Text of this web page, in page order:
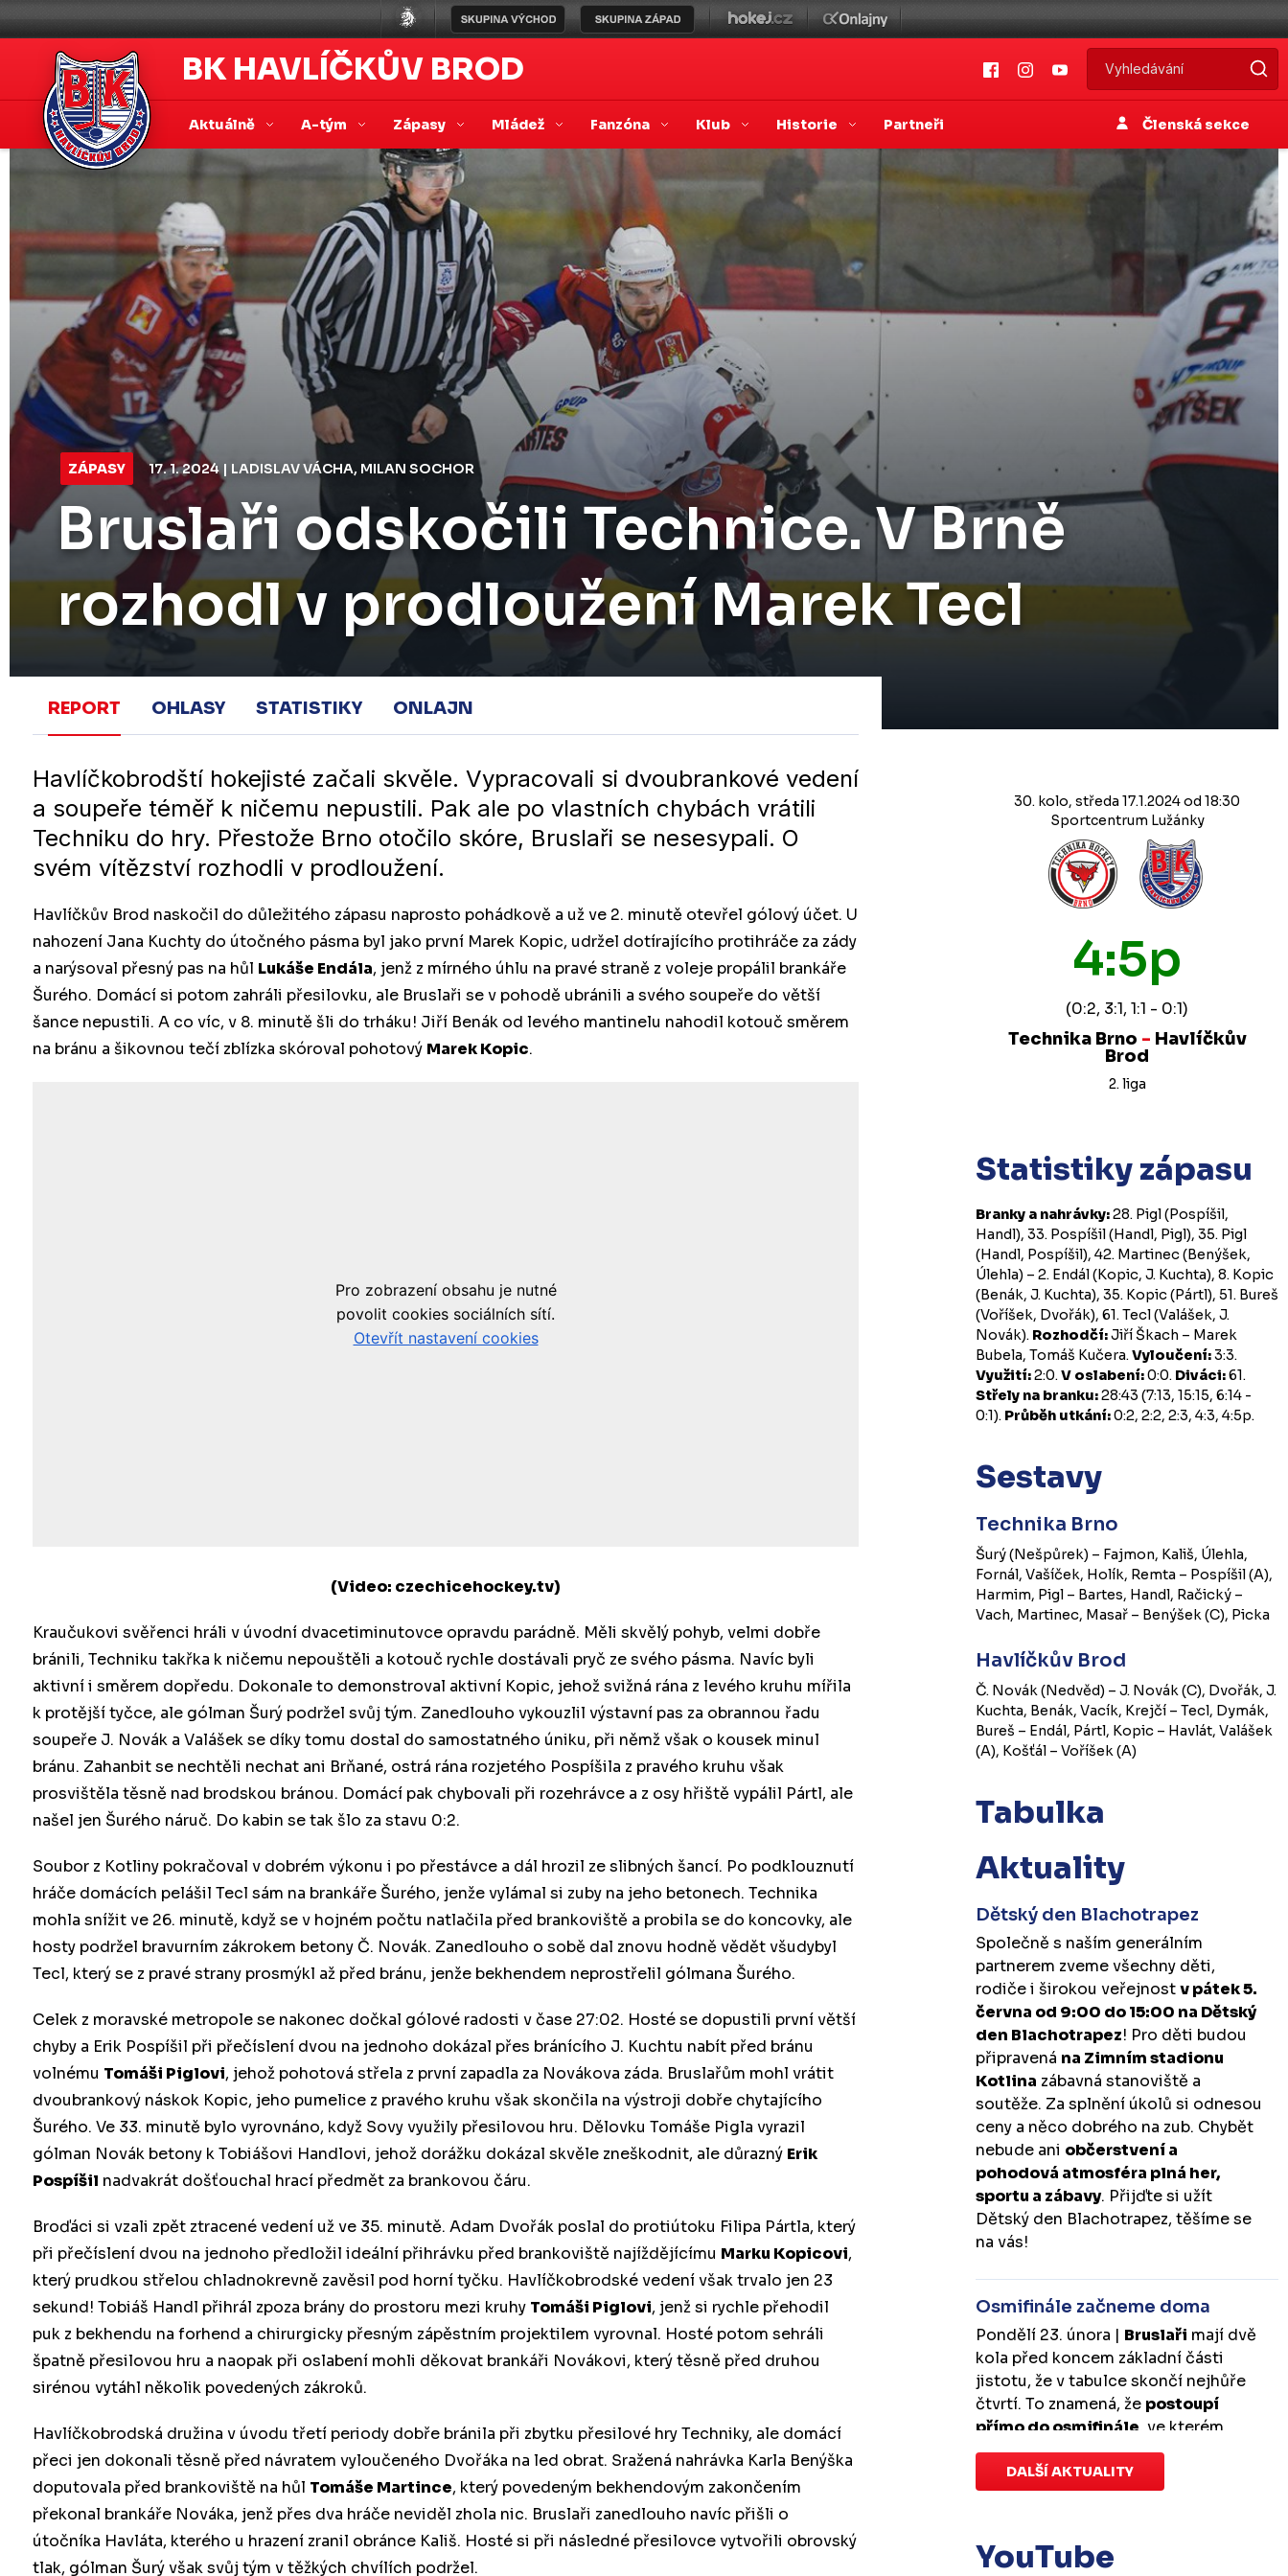
BK HAVLÍČKŮV BROD
Aktuálně A-tým Zápasy Mládež Fanzóna Klub Historie Partneři Členská sekce
ZÁPASY 17. 1. 2024 | LADISLAV VÁCHA, MILAN SOCHOR
Bruslaři odskočili Technice. V Brně
rozhodl v prodloužení Marek Tecl
REPORT OHLASY STATISTIKY ONLAJN
Havlíčkobrodští hokejisté začali skvěle. Vypracovali si dvoubrankové vedení
a soupeře téměř k ničemu nepustili. Pak ale po vlastních chybách vrátili
Techniku do hry. Přestože Brno otočilo skóre, Bruslaři se nesesypali. O
svém vítězství rozhodli v prodloužení.
Havlíčkův Brod naskočil do důležitého zápasu naprosto pohádkově a už ve 2. minutě otevřel gólový účet. U
nahození Jana Kuchty do útočného pásma byl jako první Marek Kopic, udržel dotírajícího protihráče za zády
a narýsoval přesný pas na hůl Lukáše Endála, jenž z mírného úhlu na pravé straně z voleje propálil brankáře
Šurého. Domácí si potom zahráli přesilovku, ale Bruslaři se v pohodě ubránili a svého soupeře do větší
šance nepustili. A co víc, v 8. minutě šli do trháku! Jiří Benák od levého mantinelu nahodil kotouč směrem
na bránu a šikovnou tečí zblízka skóroval pohotový Marek Kopic.
(Video: czechicehockey.tv)
Kraučukovi svěřenci hráli v úvodní dvacetiminutovce opravdu parádně. Měli skvělý pohyb, velmi dobře
bránili, Techniku takřka k ničemu nepouštěli a kotouč rychle dostávali pryč ze svého pásma. Navíc byli
aktivní i směrem dopředu. Dokonale to demonstroval aktivní Kopic, jehož svižná rána z levého kruhu mířila
k protější tyčce, ale gólman Šurý podržel svůj tým. Zanedlouho vykouzlil výstavní pas za obrannou řadu
soupeře J. Novák a Valášek se díky tomu dostal do samostatného úniku, při němž však o kousek minul
bránu. Zahanbit se nechtěli nechat ani Brňané, ostrá rána rozjetého Pospíšila z pravého kruhu však
prosvištěla těsně nad brodskou bránou. Domácí pak chybovali při rozehrávce a z osy hřiště vypálil Pártl, ale
našel jen Šurého náruč. Do kabin se tak šlo za stavu 0:2.
Soubor z Kotliny pokračoval v dobrém výkonu i po přestávce a dál hrozil ze slibných šancí. Po podklouznutí
hráče domácích pelášil Tecl sám na brankáře Šurého, jenže vylámal si zuby na jeho betonech. Technika
mohla snížit ve 26. minutě, když se v hojném počtu natlačila před brankoviště a probila se do koncovky, ale
hosty podržel bravurním zákrokem betony Č. Novák. Zanedlouho o sobě dal znovu hodně vědět všudybyl
Tecl, který se z pravé strany prosmýkl až před bránu, jenže bekhendem neprostřelil gólmana Šurého.
Celek z moravské metropole se nakonec dočkal gólové radosti v čase 27:02. Hosté se dopustili první větší
chyby a Erik Pospíšil při přečíslení dvou na jednoho dokázal přes bránícího J. Kuchtu nabít před bránu
volnému Tomáši Piglovi, jehož pohotová střela z první zapadla za Novákova záda. Bruslařům mohl vrátit
dvoubrankový náskok Kopic, jeho pumelice z pravého kruhu však skončila na výstroji dobře chytajícího
Šurého. Ve 33. minutě bylo vyrovnáno, když Sovy využily přesilovou hru. Dělovku Tomáše Pigla vyrazil
gólman Novák betony k Tobiášovi Handlovi, jehož dorážku dokázal skvěle zneškodnit, ale důrazný Erik
Pospíšil nadvakrát došťouchal hrací předmět za brankovou čáru.
Broďáci si vzali zpět ztracené vedení už ve 35. minutě. Adam Dvořák poslal do protiútoku Filipa Pártla, který
při přečíslení dvou na jednoho předložil ideální přihrávku před brankoviště najíždějícímu Marku Kopicovi,
který prudkou střelou chladnokrevně zavěsil pod horní tyčku. Havlíčkobrodské vedení však trvalo jen 23
sekund! Tobiáš Handl přihrál zpoza brány do prostoru mezi kruhy Tomáši Piglovi, jenž si rychle přehodil
puk z bekhendu na forhend a chirurgicky přesným zápěstním projektilem vyrovnal. Hosté potom sehráli
špatně přesilovou hru a naopak při oslabení mohli děkovat brankáři Novákovi, který těsně před druhou
sirénou vytáhl několik povedených zákroků.
Havlíčkobrodská družina v úvodu třetí periody dobře bránila při zbytku přesilové hry Techniky, ale domácí
přeci jen dokonali těsně před návratem vyloučeného Dvořáka na led obrat. Sražená nahrávka Karla Benýška
doputovala před brankoviště na hůl Tomáše Martince, který povedeným bekhendovým zakončením
překonal brankáře Nováka, jenž přes dva hráče neviděl zhola nic. Bruslaři zanedlouho navíc přišli o
útočníka Havláta, kterého u hrazení zranil obránce Kališ. Hosté si při následné přesilovce vytvořili obrovský
tlak, gólman Šurý však svůj tým v těžkých chvílích podržel.
30. kolo, středa 17.1.2024 od 18:30
Sportcentrum Lužánky
4:5p
(0:2, 3:1, 1:1 - 0:1)
Technika Brno - Havlíčkův
Brod
2. liga
Statistiky zápasu
Branky a nahrávky:28. Pigl (Pospíšil,
Handl), 33. Pospíšil (Handl, Pigl), 35. Pigl
(Handl, Pospíšil), 42. Martinec (Benýšek,
Úlehla) – 2. Endál (Kopic, J. Kuchta), 8. Kopic
(Benák, J. Kuchta), 35. Kopic (Pártl), 51. Bureš
(Voříšek, Dvořák), 61. Tecl (Valášek, J.
Novák). Rozhodčí:Jiří Škach – Marek
Bubela, Tomáš Kučera.Vyloučení:3:3.
Využití:2:0.V oslabení:0:0. Diváci:61.
Střely na branku:28:43 (7:13, 15:15, 6:14 -
0:1). Průběh utkání:0:2, 2:2, 2:3, 4:3, 4:5p.
Sestavy
Technika Brno
Šurý (Nešpůrek) – Fajmon, Kališ, Úlehla,
Fornál, Vašíček, Holík, Remta – Pospíšil (A),
Harmim, Pigl – Bartes, Handl, Račický –
Vach, Martinec, Masař – Benýšek (C), Picka
Havlíčkův Brod
Č. Novák (Nedvěd) – J. Novák (C), Dvořák, J.
Kuchta, Benák, Vacík, Krejčí – Tecl, Dymák,
Bureš – Endál, Pártl, Kopic – Havlát, Valášek
(A), Košťál – Voříšek (A)
Tabulka
Aktuality
Dětský den Blachotrapez
Společně s naším generálním
partnerem zveme všechny děti,
rodiče i širokou veřejnostv pátek 5.
června od 9:00 do 15:00 na Dětský
den Blachotrapez! Pro děti budou
připravená na Zimním stadionu
Kotlina zábavná stanoviště a
soutěže. Za splnění úkolů si odnesou
ceny a něco dobrého na zub. Chybět
nebude ani občerstvení a
pohodová atmosféra plná her,
sportu a zábavy. Přijďte si užít
Dětský den Blachotrapez, těšíme se
na vás!
Osmifinále začneme doma
Pondělí 23. února | Bruslaři mají dvě
kola před koncem základní části
jistotu, že v tabulce skončí nejhůře
čtvrtí. To znamená, že postoupí
přímo do osmifinále , ve kterém
budou mítvýhodu domácího
prostředí.První zápas se v Kotlině
odehraje v úterý 10. března od
17:00
. Případný pátý rozhodující
duel by se hrál v Kotlině ve středu 18.
DALŠÍ AKTUALITY
YouTube